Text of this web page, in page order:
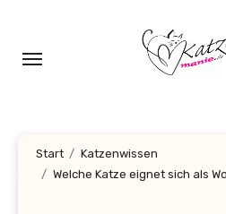
springen
Start
Katzenwissen
Welche Katze eignet sich als